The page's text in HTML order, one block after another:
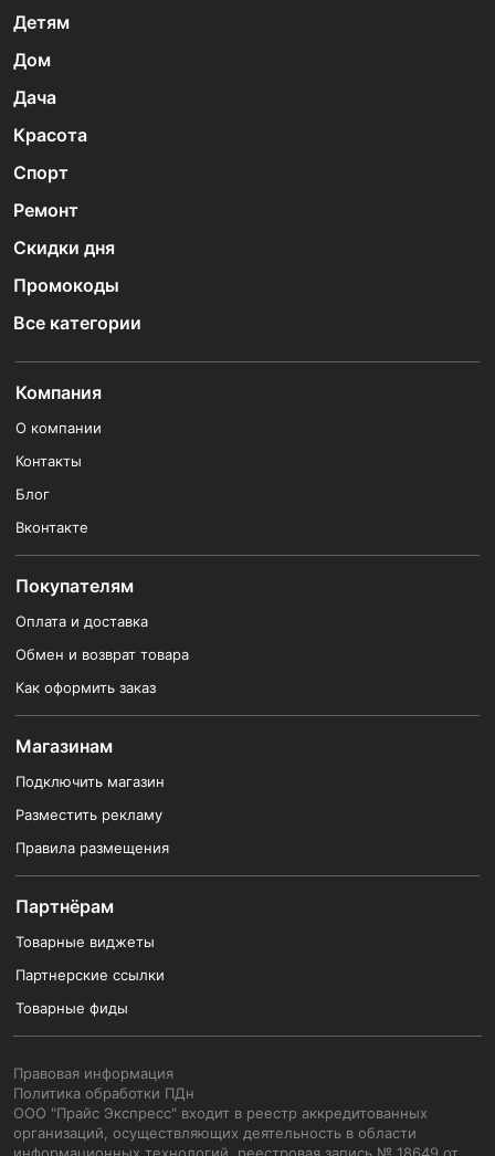
Детям
Дом
Дача
Красота
Спорт
Ремонт
Скидки дня
Промокоды
Все категории
Компания
О компании
Контакты
Блог
Вконтакте
Покупателям
Оплата и доставка
Обмен и возврат товара
Как оформить заказ
Магазинам
Подключить магазин
Разместить рекламу
Правила размещения
Партнёрам
Товарные виджеты
Партнерские ссылки
Товарные фиды
Правовая информация
Политика обработки ПДн
ООО "Прайс Экспресс" входит в реестр аккредитованных
организаций, осуществляющих деятельность в области